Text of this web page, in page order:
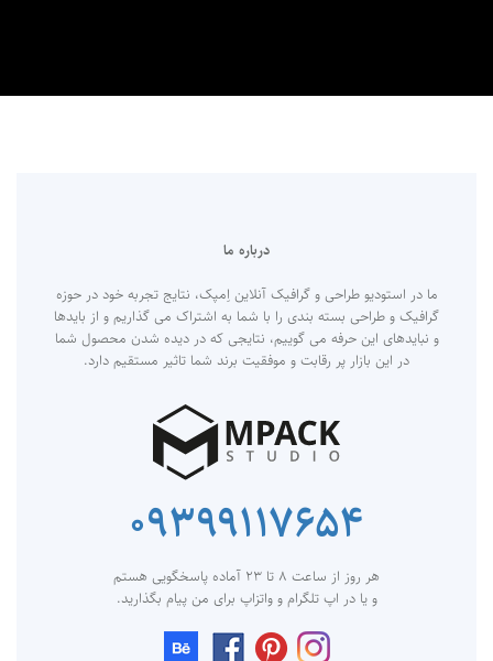
درباره ما
ما در استودیو طراحی و گرافیک آنلاین اِمپک، نتایج تجربه خود در حوزه
گرافیک و طراحی بسته بندی را با شما به اشتراک می گذاریم و از بایدها
و نبایدهای این حرفه می گوییم، نتایجی که در دیده شدن محصول شما
در این بازار پر رقابت و موفقیت برند شما تاثیر مستقیم دارد.
۰۹۳۹۹۱۱۷۶۵۴
هر روز از ساعت ۸ تا ۲۳ آماده پاسخگویی هستم
و یا در اپ تلگرام و واتزاپ برای من پیام بگذارید.